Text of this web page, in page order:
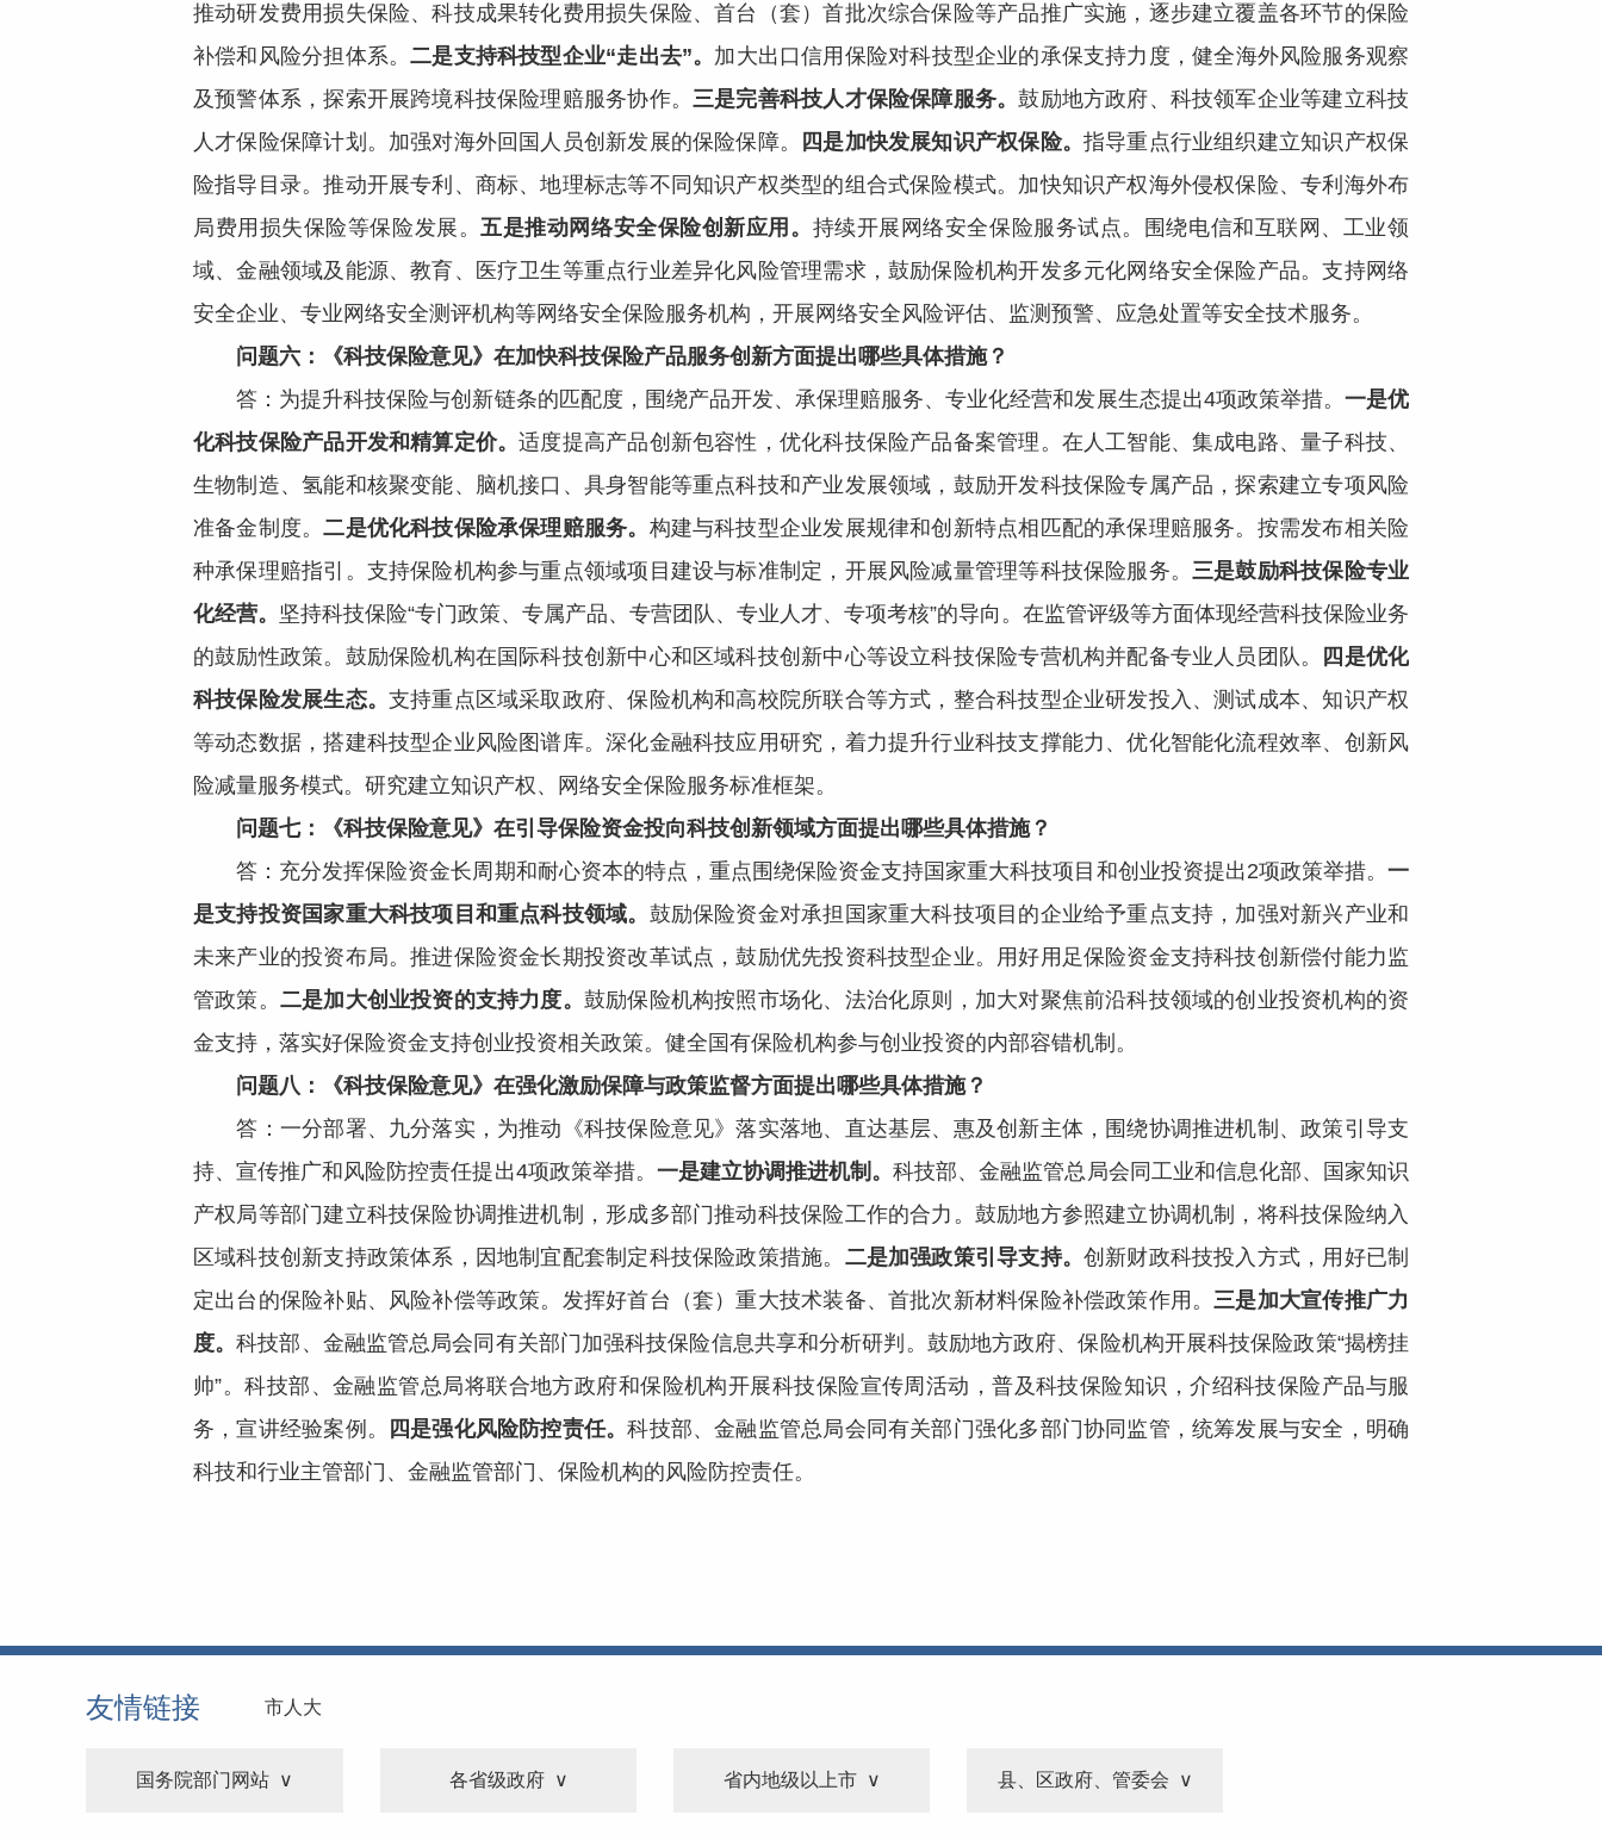
推动研发费用损失保险、科技成果转化费用损失保险、首台（套）首批次综合保险等产品推广实施，逐步建立覆盖各环节的保险
补偿和风险分担体系。二是支持科技型企业“走出去”。 加大出口信用保险对科技型企业的承保支持力度，健全海外风险服务观察
及预警体系，探索开展跨境科技保险理赔服务协作。三是完善科技人才保险保障服务。鼓励地方政府、科技领军企业等建立科技
人才保险保障计划。加强对海外回国人员创新发展的保险保障。
四是加快发展知识产权保险。 指导重点行业组织建立知识产权保
险指导目录。推动开展专利、商标、地理标志等不同知识产权类型的组合式保险模式。加快知识产权海外侵权保险、专利海外布
局费用损失保险等保险发展。五是推动网络安全保险创新应用。 持续开展网络安全保险服务试点。围绕电信和互联网、工业领
域、金融领域及能源、教育、医疗卫生等重点行业差异化风险管理需求，鼓励保险机构开发多元化网络安全保险产品。支持网络
安全企业、专业网络安全测评机构等网络安全保险服务机构，开展网络安全风险评估、监测预警、应急处置等安全技术服务。
问题六：《科技保险意见》在加快科技保险产品服务创新方面提出哪些具体措施？
答：为提升科技保险与创新链条的匹配度，围绕产品开发、承保理赔服务、专业化经营和发展生态提出4项政策举措。 一是优
化科技保险产品开发和精算定价。适度提高产品创新包容性，优化科技保险产品备案管理。在人工智能、集成电路、量子科技、
生物制造、氢能和核聚变能、脑机接口、具身智能等重点科技和产业发展领域，鼓励开发科技保险专属产品，探索建立专项风险
准备金制度。二是优化科技保险承保理赔服务。 构建与科技型企业发展规律和创新特点相匹配的承保理赔服务。按需发布相关险
种承保理赔指引。支持保险机构参与重点领域项目建设与标准制定，开展风险减量管理等科技保险服务。三是鼓励科技保险专业
化经营。 坚持科技保险“专门政策、专属产品、专营团队、专业人才、专项考核”的导向。在监管评级等方面体现经营科技保险业务
的鼓励性政策。鼓励保险机构在国际科技创新中心和区域科技创新中心等设立科技保险专营机构并配备专业人员团队。
四是优化
科技保险发展生态。 支持重点区域采取政府、保险机构和高校院所联合等方式，整合科技型企业研发投入、测试成本、知识产权
等动态数据，搭建科技型企业风险图谱库。深化金融科技应用研究，着力提升行业科技支撑能力、优化智能化流程效率、创新风
险减量服务模式。研究建立知识产权、网络安全保险服务标准框架。
问题七：《科技保险意见》在引导保险资金投向科技创新领域方面提出哪些具体措施？
答：充分发挥保险资金长周期和耐心资本的特点，重点围绕保险资金支持国家重大科技项目和创业投资提出2项政策举措。一
是支持投资国家重大科技项目和重点科技领域。 鼓励保险资金对承担国家重大科技项目的企业给予重点支持，加强对新兴产业和
未来产业的投资布局。推进保险资金长期投资改革试点，鼓励优先投资科技型企业。用好用足保险资金支持科技创新偿付能力监
管政策。 二是加大创业投资的支持力度。 鼓励保险机构按照市场化、法治化原则，加大对聚焦前沿科技领域的创业投资机构的资
金支持，落实好保险资金支持创业投资相关政策。健全国有保险机构参与创业投资的内部容错机制。
问题八：《科技保险意见》在强化激励保障与政策监督方面提出哪些具体措施？
答：一分部署、九分落实，为推动《科技保险意见》落实落地、直达基层、惠及创新主体，围绕协调推进机制、政策引导支
持、宣传推广和风险防控责任提出4项政策举措。 一是建立协调推进机制。科技部、金融监管总局会同工业和信息化部、国家知识
产权局等部门建立科技保险协调推进机制，形成多部门推动科技保险工作的合力。鼓励地方参照建立协调机制，将科技保险纳入
区域科技创新支持政策体系，因地制宜配套制定科技保险政策措施。 二是加强政策引导支持。 创新财政科技投入方式，用好已制
定出台的保险补贴、风险补偿等政策。发挥好首台（套）重大技术装备、首批次新材料保险补偿政策作用。三是加大宣传推广力
度。科技部、金融监管总局会同有关部门加强科技保险信息共享和分析研判。鼓励地方政府、保险机构开展科技保险政策“揭榜挂
帅”。科技部、金融监管总局将联合地方政府和保险机构开展科技保险宣传周活动，普及科技保险知识，介绍科技保险产品与服
务，宣讲经验案例。
四是强化风险防控责任。科技部、金融监管总局会同有关部门强化多部门协同监管，统筹发展与安全，明确
科技和行业主管部门、金融监管部门、保险机构的风险防控责任。
友情链接 市人大
国务院部门网站 各省级政府 省内地级以上市 县、区政府、管委会